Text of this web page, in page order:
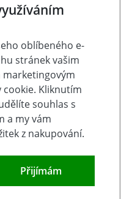
a pomožte tak
oblíbeného e-
stránek vašim
Kliknutím
souhlas s
a my vám
z nakupování.
Přijímám